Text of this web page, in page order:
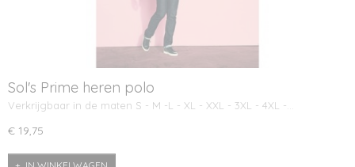
Sol's Prime heren polo
Verkrijgbaar in de maten S - M -L - XL - XXL - 3XL - 4XL -…
€ 19,75